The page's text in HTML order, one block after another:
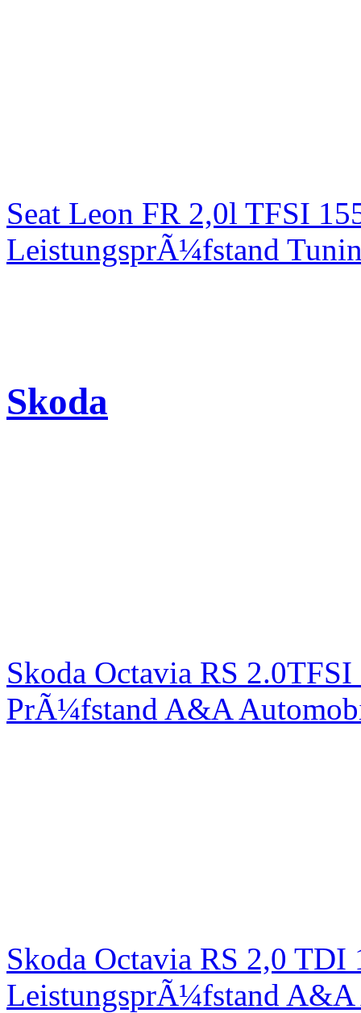
Seat Leon FR 2,0l TFSI
LeistungsprÃ¼fstand
Skoda
Skoda Octavia RS
PrÃ¼fstand A&A
Skoda Octavia RS 2,0
LeistungsprÃ¼fstand